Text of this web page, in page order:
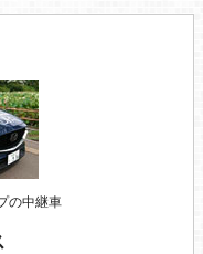
の中継車